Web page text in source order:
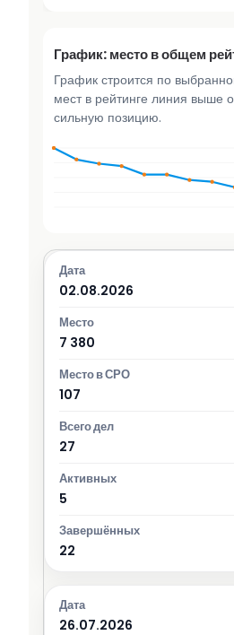
График: место в общем
График строится по
мест в рейтинге линия выше
сильную позицию.
02.08.2026
7 380
107
27
5
22
26.07.2026